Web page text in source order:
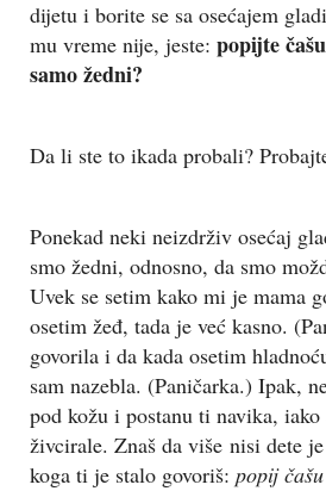
dijetu i borite se sa osećajem
mu vreme nije, jeste: popijte
samo žedni?
Da li ste to ikada probali?
Ponekad neki neizdrživ osećaj
smo žedni, odnosno, da smo
Uvek se setim kako mi je mama
osetim žeđ, tada je već kasno.
govorila i da kada osetim
sam nazebla. (Paničarka.) Ipak,
pod kožu i postanu ti navika, iako
živcirale. Znaš da više nisi dete
koga ti je stalo govoriš: popij